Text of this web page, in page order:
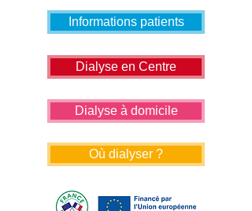
Informations patients
Dialyse en Centre
Dialyse à domicile
Où dialyser ?